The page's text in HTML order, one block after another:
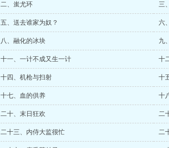
二、蚩尤环 三
五、送去谁家为奴？ 六
八、融化的冰块 九
十一、一计不成又生一计 十
十四、机枪与扫射 十
十七、血的供养 十
二十、末日狂欢 二
二十三、内侍大监很忙 二